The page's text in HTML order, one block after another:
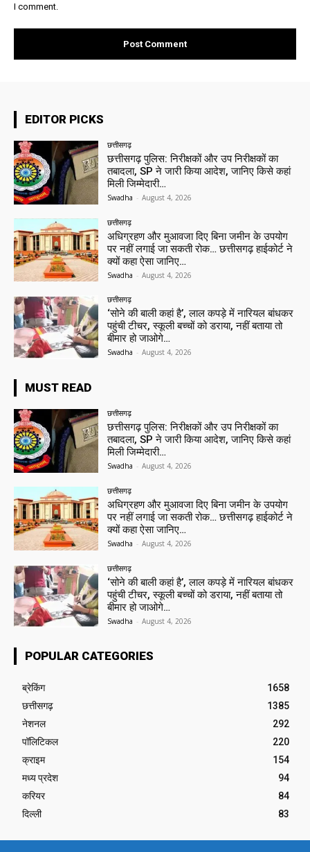
I comment.
EDITOR PICKS
छत्तीसगढ़
छत्तीसगढ़ पुलिस: निरीक्षकों और उप निरीक्षकों का
तबादला, SP ने जारी किया आदेश, जानिए किसे कहां
मिली जिम्मेदारी…
Swadha - August 4, 2026
छत्तीसगढ़
अधिग्रहण और मुआवजा दिए बिना जमीन के उपयोग
पर नहीं लगाई जा सकती रोक… छत्तीसगढ़ हाईकोर्ट ने
क्यों कहा ऐसा जानिए…
Swadha - August 4, 2026
छत्तीसगढ़
‘सोने की बाली कहां है’, लाल कपड़े में नारियल बांधकर
पहुंची टीचर, स्कूली बच्चों को डराया, नहीं बताया तो
बीमार हो जाओगे…
Swadha - August 4, 2026
MUST READ
छत्तीसगढ़
छत्तीसगढ़ पुलिस: निरीक्षकों और उप निरीक्षकों का
तबादला, SP ने जारी किया आदेश, जानिए किसे कहां
मिली जिम्मेदारी…
Swadha - August 4, 2026
छत्तीसगढ़
अधिग्रहण और मुआवजा दिए बिना जमीन के उपयोग
पर नहीं लगाई जा सकती रोक… छत्तीसगढ़ हाईकोर्ट ने
क्यों कहा ऐसा जानिए…
Swadha - August 4, 2026
छत्तीसगढ़
‘सोने की बाली कहां है’, लाल कपड़े में नारियल बांधकर
पहुंची टीचर, स्कूली बच्चों को डराया, नहीं बताया तो
बीमार हो जाओगे…
Swadha - August 4, 2026
POPULAR CATEGORIES
ब्रेकिंग
1658
छत्तीसगढ़
1385
नेशनल
292
पॉलिटिकल
220
क्राइम
154
मध्य प्रदेश
94
करियर
84
दिल्ली
83